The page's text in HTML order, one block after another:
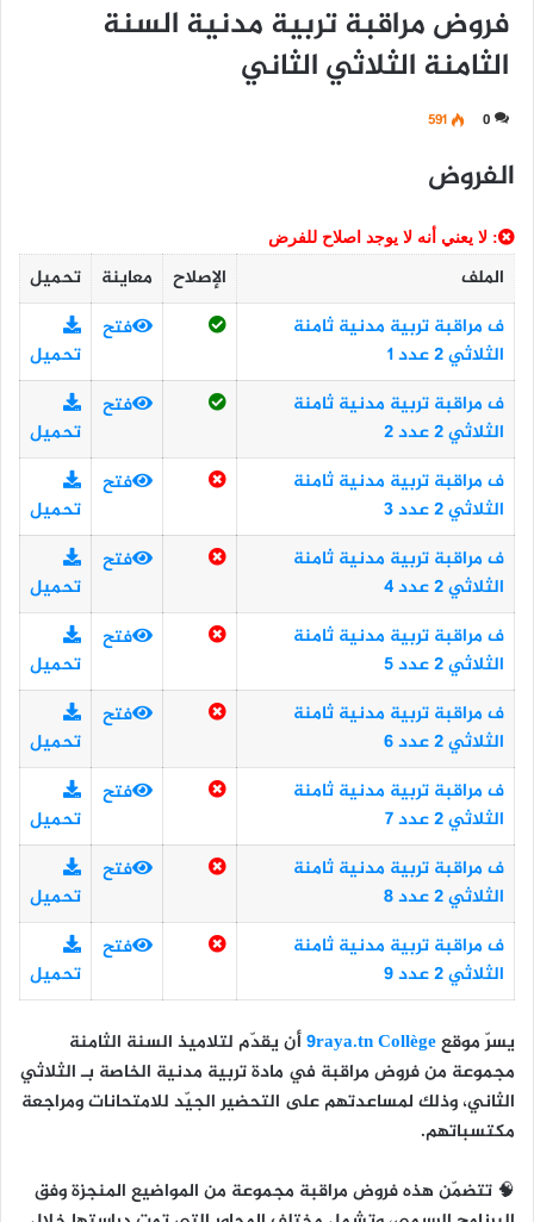
فروض مراقبة تربية مدنية السنة
الثامنة الثلاثي الثاني
0
591
الفروض
: لا يعني أنه لا يوجد اصلاح للفرض
الملف الإصلاح معاينة
تحميل
ف مراقبة تربية مدنية ثامنة
الثلاثي 2 عدد 1
فتح
تحميل
ف مراقبة تربية مدنية ثامنة
الثلاثي 2 عدد 2
فتح
تحميل
ف مراقبة تربية مدنية ثامنة
الثلاثي 2 عدد 3
فتح
تحميل
ف مراقبة تربية مدنية ثامنة
الثلاثي 2 عدد 4
فتح
تحميل
ف مراقبة تربية مدنية ثامنة
الثلاثي 2 عدد 5
فتح
تحميل
ف مراقبة تربية مدنية ثامنة
الثلاثي 2 عدد 6
فتح
تحميل
ف مراقبة تربية مدنية ثامنة
الثلاثي 2 عدد 7
فتح
تحميل
ف مراقبة تربية مدنية ثامنة
الثلاثي 2 عدد 8
فتح
تحميل
ف مراقبة تربية مدنية ثامنة
الثلاثي 2 عدد 9
فتح
تحميل
يسرّ موقع9raya.tn Collègeأن يقدّم لتلاميذ السنة الثامنة
مجموعة منفروض مراقبة في مادة تربية مدنية الخاصة بـالثلاثي
الثاني، وذلك لمساعدتهم على التحضير الجيّد للامتحانات ومراجعة
مكتسباتهم.
🧠 تتضمّن هذه فروض مراقبة مجموعة من المواضيع المنجزة وفق